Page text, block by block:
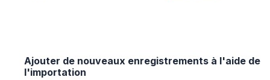
Ajouter de nouveaux enregistrements à l'aide de
l'importation